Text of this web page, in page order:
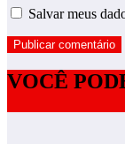
Salvar meus
VOCÊ